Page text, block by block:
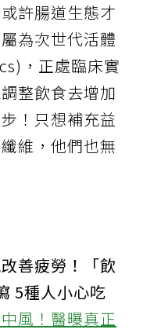
許腸道生態才
為次世代活體
，正處臨床實
整飲食去增加
！只想補充益
維，他們也無
善疲勞！「飲
5種人小心吃
風！醫曝真正